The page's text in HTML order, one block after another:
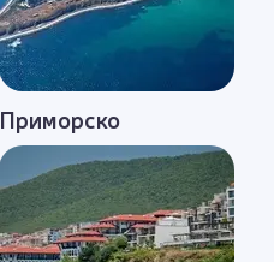
Приморско